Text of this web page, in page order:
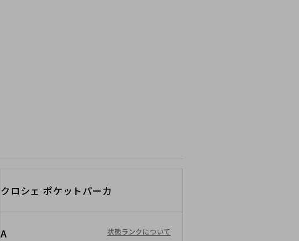
クロシェ ポケットパーカ
A 状態ランクについて